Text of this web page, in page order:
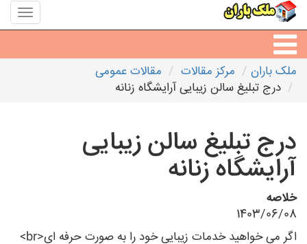
منوی
باران
مشاورین املاک
مشاور املاک شهرها
ملک باران مرکز مقالات
مقالات عمومی
درج تبلیغ سالن زیبایی آرایشگاه زنانه
درج تبلیغ سالن زیبایی
آرایشگاه زنانه
خلاصه
1403/06/08
اگر می خواهید خدمات زیبایی خود را به صورت حرفه ای<br>